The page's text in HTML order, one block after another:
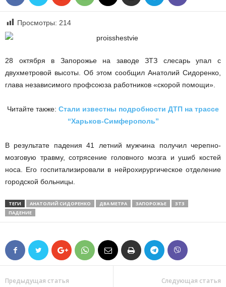
Просмотры: 214
28 октября в Запорожье на заводе ЗТЗ слесарь упал с
двухметровой высоты. Об этом сообщил Анатолий Сидоренко,
глава независимого профсоюза работников «скорой помощи».
Читайте также: Стали известны подробности ДТП на трассе
“Харьков-Симферополь”
В результате падения 41 летний мужчина получил черепно-
мозговую травму, сотрясение головного мозга и ушиб костей
носа. Его госпитализировали в нейрохирургическое отделение
городской больницы.
ТЕГИ АНАТОЛИЙ СИДОРЕНКО ДВА МЕТРА ЗАПОРОЖЬЕ
ЗТЗ
ПАДЕНИЕ
Предыдущая статья Следующая статья